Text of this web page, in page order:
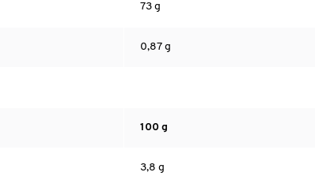
73 g
0,87 g
100 g
3,8 g